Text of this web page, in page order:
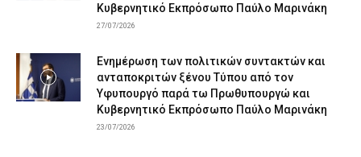
Κυβερνητικό Εκπρόσωπο Παύλο Μαρινάκη
27/07/2026
Ενημέρωση των πολιτικών συντακτών και
ανταποκριτών ξένου Τύπου από τον
Υφυπουργό παρά τω Πρωθυπουργώ και
Κυβερνητικό Εκπρόσωπο Παύλο Μαρινάκη
23/07/2026